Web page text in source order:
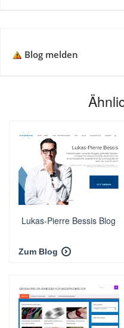
Blog melden
Lukas-Pierre Bessis Blog
Zum Blog